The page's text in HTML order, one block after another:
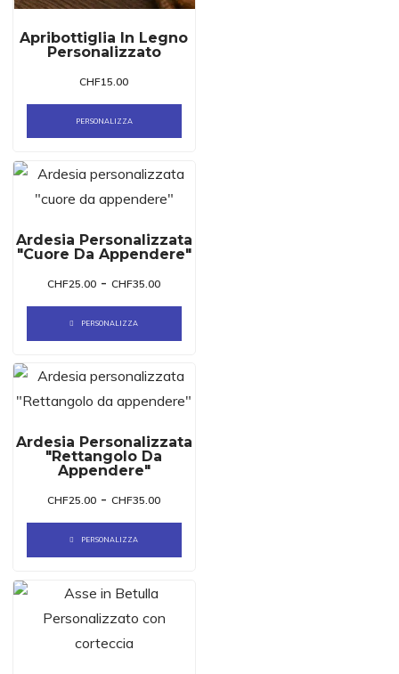
Apribottiglia In Legno
Personalizzato
CHF15.00
PERSONALIZZA
Ardesia Personalizzata
"cuore Da Appendere"
CHF25.00 - CHF35.00
PERSONALIZZA
Ardesia Personalizzata
"Rettangolo Da
Appendere"
CHF25.00 - CHF35.00
PERSONALIZZA